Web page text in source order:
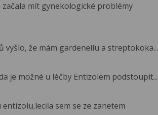
mít gynekologické problémy
vyšlo, že mám gardenellu a streptokoka...
je možné u léčby Entizolem podstoupit...
sem se ze zanetem